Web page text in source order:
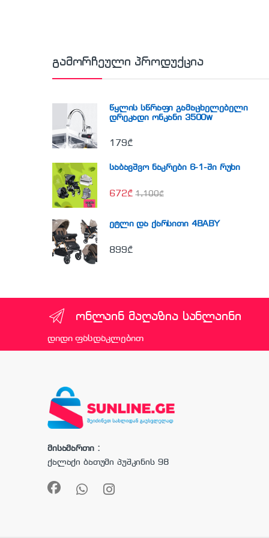
გამორჩეული პროდუქცია
წყლის სწრაფი გამაცხელებელი
დრეკადი ონკანი 3500w
179₾
საბავშვო ნაკრები 6-1-ში რუხი
672₾ 1,100₾
ეტლი და ქარსითი 4BABY
899₾
ონლაინ მაღაზია სანლაინი
დიდი ფასდაკლებით
მისამართი :
ქალაქი ბათუმი პუშკინის 98